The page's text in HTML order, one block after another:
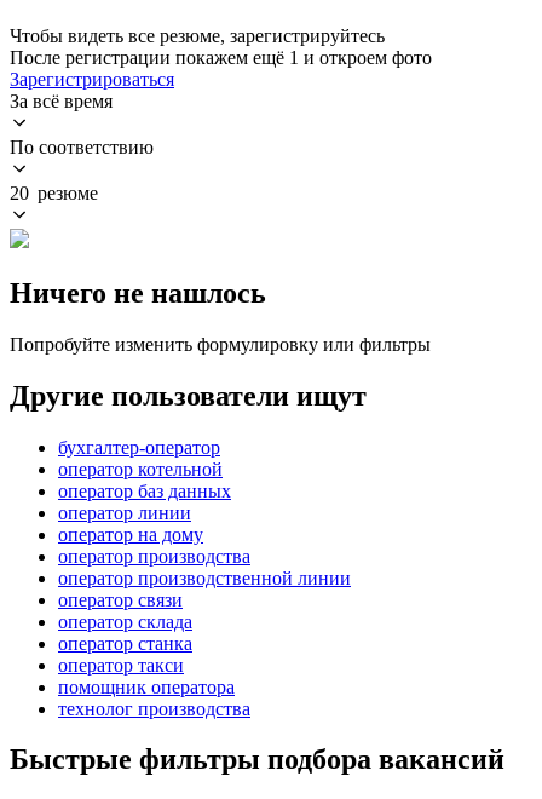
Чтобы видеть все резюме, зарегистрируйтесь
После регистрации покажем ещё 1 и откроем фото
Зарегистрироваться
За всё время
По соответствию
20 резюме
Ничего не нашлось
Попробуйте изменить формулировку или фильтры
Другие пользователи ищут
бухгалтер-оператор
оператор котельной
оператор баз данных
оператор линии
оператор на дому
оператор производства
оператор производственной линии
оператор связи
оператор склада
оператор станка
оператор такси
помощник оператора
технолог производства
Быстрые фильтры подбора вакансий